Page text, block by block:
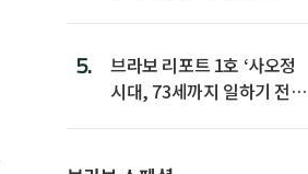
5.
브라보 리포트 1호 ‘사오정
시대, 73세까지 일하기 전략’